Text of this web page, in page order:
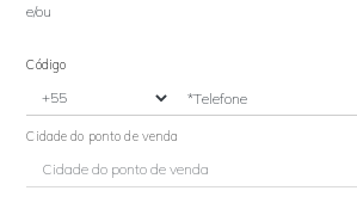
e/ou
Código
*Telefone
Cidade do ponto de venda